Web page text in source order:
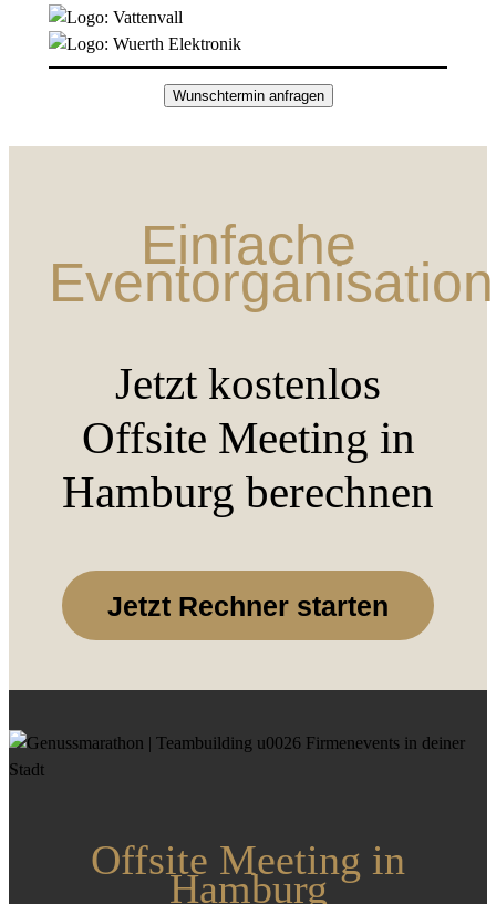
Wunschtermin anfragen
Einfache
Eventorganisation
Jetzt kostenlos
Offsite Meeting in
Hamburg berechnen
Jetzt Rechner starten
Offsite Meeting in
Hamburg